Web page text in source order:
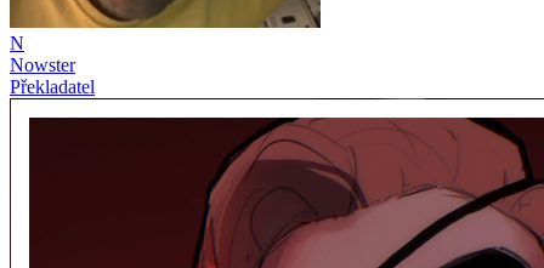
N
Nowster
Překladatel